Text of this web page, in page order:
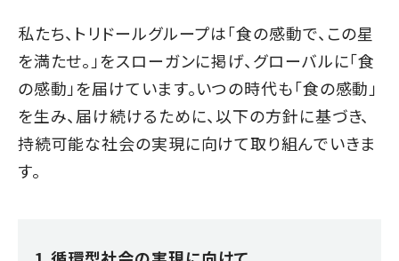
私たち、トリドールグループは「食の感動で、この星
を満たせ。」をスローガンに掲げ、グローバルに「食
の感動」を届けています。いつの時代も「食の感動」
を生み、届け続けるために、以下の方針に基づき、
持続可能な社会の実現に向けて取り組んでいきま
す。